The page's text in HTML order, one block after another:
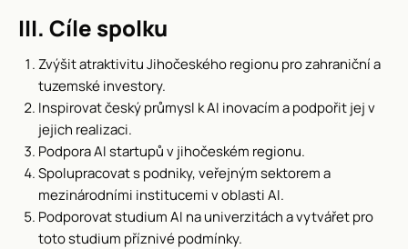
III. Cíle spolku
Zvýšit atraktivitu Jihočeského regionu pro zahraniční a
tuzemské investory.
Inspirovat český průmysl k AI inovacím a podpořit jej v
jejich realizaci.
Podpora AI startupů v jihočeském regionu.
Spolupracovat s podniky, veřejným sektorem a
mezinárodními institucemi v oblasti AI.
Podporovat studium AI na univerzitách a vytvářet pro
toto studium příznivé podmínky.